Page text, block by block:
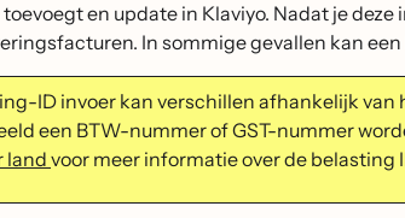
en update in Klaviyo. Nadat je
In sommige gevallen kan
ID invoer kan verschillen afhankelijk
een BTW-nummer of GST-nummer
landvoor meer informatie over de